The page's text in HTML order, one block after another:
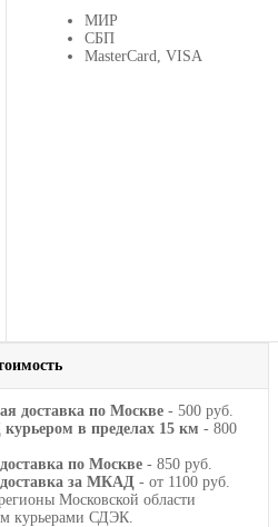
МИР
СБП
MasterCard, VISA
доставка по Москве - 500 руб.
в пределах 15 км - 800
по Москве - 850 руб.
за МКАД - от 1100 руб.
Московской области
курьерами СДЭК.